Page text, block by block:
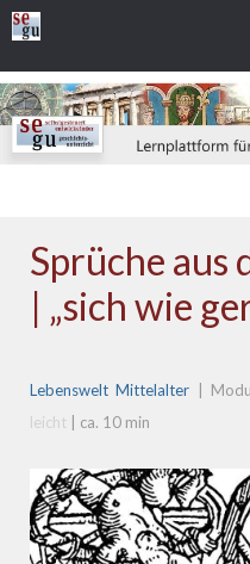
Zum
Inhalt
springen
Sprüche
| „sich wie
Lebenswelt Mittelalter |
leicht | ca. 10 min